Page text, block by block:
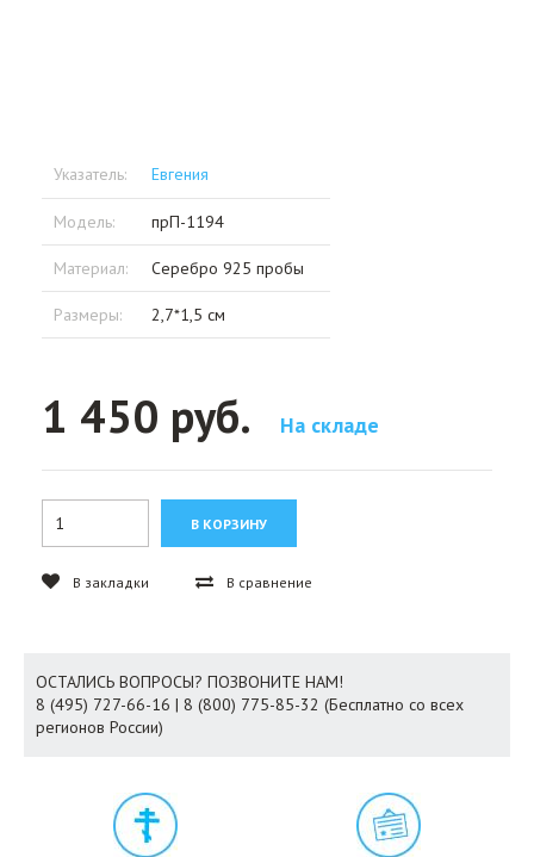
Указатель: Евгения
Модель: прП-1194
Материал: Серебро 925 пробы
Размеры: 2,7*1,5 см
1 450 руб. На складе
В закладки В сравнение
ОСТАЛИСЬ ВОПРОСЫ? ПОЗВОНИТЕ НАМ!
8 (495) 727-66-16 | 8 (800) 775-85-32 (Бесплатно со всех
регионов России)